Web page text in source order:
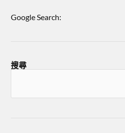
Google Search:
搜尋